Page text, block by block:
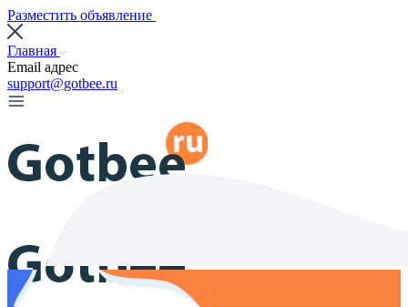
Разместить объявление
Главная
Email адрес
support@gotbee.ru